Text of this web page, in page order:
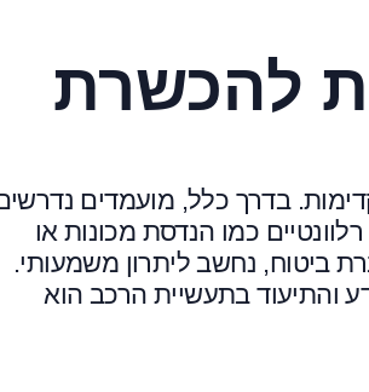
להכשרת
בדרך כלל, מועמדים
כמו הנדסת מכונות או
ביטוח, נחשב ליתרון משמעותי.
והתיעוד בתעשיית הרכב הוא